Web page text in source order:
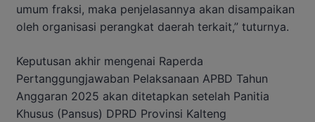
umum fraksi, maka penjelasannya akan disampaikan
oleh organisasi perangkat daerah terkait,” tuturnya.
Keputusan akhir mengenai Raperda
Pertanggungjawaban Pelaksanaan APBD Tahun
Anggaran 2025 akan ditetapkan setelah Panitia
Khusus (Pansus) DPRD Provinsi Kalteng